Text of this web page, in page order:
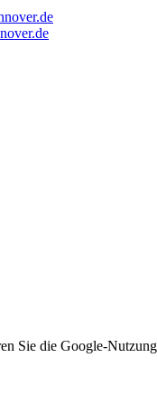
Sie die Google-